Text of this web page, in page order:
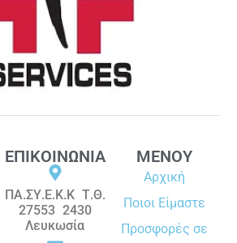
ΕΠΙΚΟΙΝΩΝΙΑ
ΠΑ.ΣΥ.Ε.Κ.Κ Τ.Θ.
27553 2430
Λευκωσία
ΜΕΝΟΥ
Αρχική
Ποιοι Είμαστε
Προσφορές σε